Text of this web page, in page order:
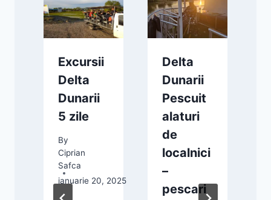
Excursii
Delta
Dunarii
5 zile
By
Ciprian
Safca
ianuarie 20, 2025
Delta
Dunarii
Pescuit
alaturi
de
localnici
–
pescari